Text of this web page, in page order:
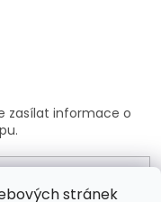
stránek
zasílat informace o